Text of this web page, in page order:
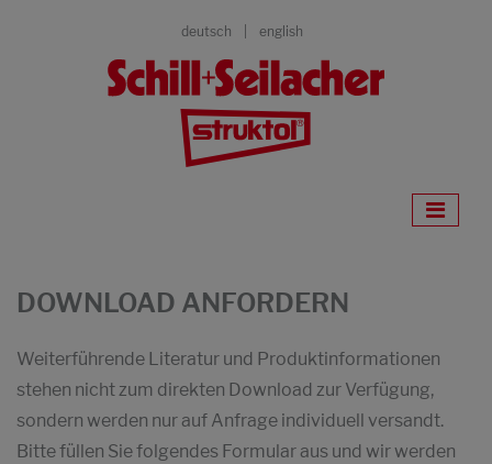
deutsch english
DOWNLOAD ANFORDERN
Weiterführende Literatur und Produktinformationen
stehen nicht zum direkten Download zur Verfügung,
sondern werden nur auf Anfrage individuell versandt.
Bitte füllen Sie folgendes Formular aus und wir werden